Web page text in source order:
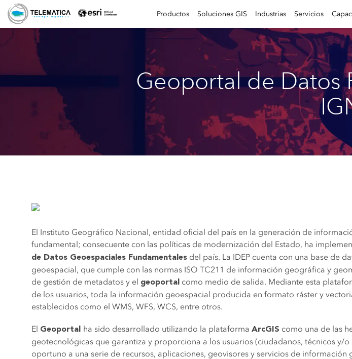
Productos Soluciones GIS Industrias Servicios
Geoportal de Datos
El Instituto Geográfico Nacional, entidad oficial del país en la generación de
fundamental; consecuente con las políticas de modernización del Estado, ha
de Datos Geoespaciales Fundamentales del país. La IDEP cuenta con una base de
geoespacial, que cumple con las normas ISO TC211 de información geográfica y
de gestión de metadatos y el geoportal como medio de salida. Mediante esta
de los usuarios, toda la información geoespacial producida en formato ráster y
establecidos como el WMS, WFS, WCS, entre otros.
El Geoportal ha sido desarrollado utilizando la plataformaArcGIS como una de las
geotecnológicas que garantiza y proporciona a los usuarios (ciudadanos, técnicos y/o
oportuno a una serie de recursos, aplicaciones, geovisores y servicios de información